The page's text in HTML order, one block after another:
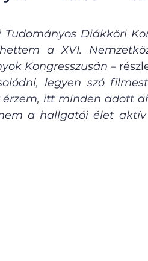
Diákköri
a XVI.
Kongresszusán –
legyen szó
itt minden adott
a hallgatói élet aktív